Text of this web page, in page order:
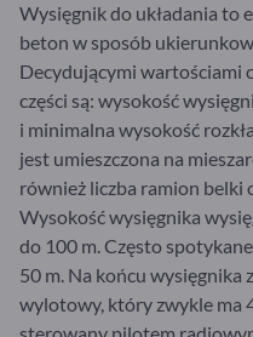
Wysięgnik do układania to
beton w sposób
Decydującymi wartościami
części są: wysokość
i minimalna wysokość
jest umieszczona na
również liczba ramion belki
Wysokość wysięgnika
do 100 m. Często
50 m. Na końcu wysięgnika
wylotowy, który zwykle ma